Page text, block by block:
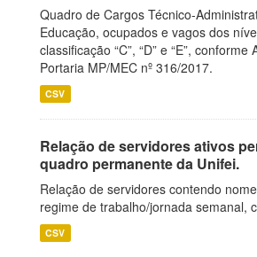
Quadro de Cargos Técnico-
Educação, ocupados e vagos dos
classificação “C”, “D” e “E”, conforme
Portaria MP/MEC nº 316/2017.
CSV
Relação de servidores ativos
quadro permanente da Unifei.
Relação de servidores contendo
regime de trabalho/jornada semanal,
CSV